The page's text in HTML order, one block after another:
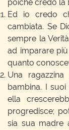
poiché credo la
Ed io credo
cambiata. Se
sempre la
ad imparare
quanto
Una
bambina. I
ella
progredisce;
sia sua madre